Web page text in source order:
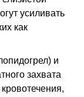
усиливать
как
и
захвата